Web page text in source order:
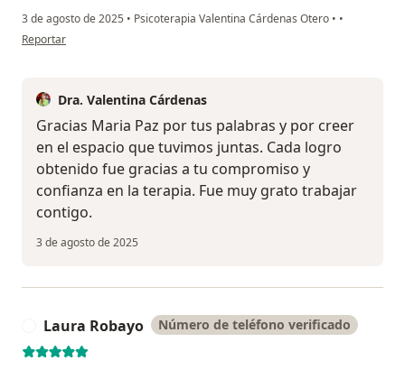
3 de agosto de 2025 • Psicoterapia Valentina Cárdenas Otero • •
en opinión del usuario Maria Paz Gutiérrez
Reportar
Dra. Valentina Cárdenas
Gracias Maria Paz por tus palabras y por creer
en el espacio que tuvimos juntas. Cada logro
obtenido fue gracias a tu compromiso y
confianza en la terapia. Fue muy grato trabajar
contigo.
3 de agosto de 2025
Laura Robayo Número de teléfono verificado